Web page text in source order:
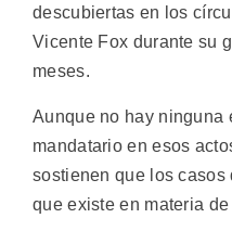
descubiertas en los
Vicente Fox durante su
meses.
Aunque no hay ninguna
mandatario en esos
sostienen que los casos
que existe en materia